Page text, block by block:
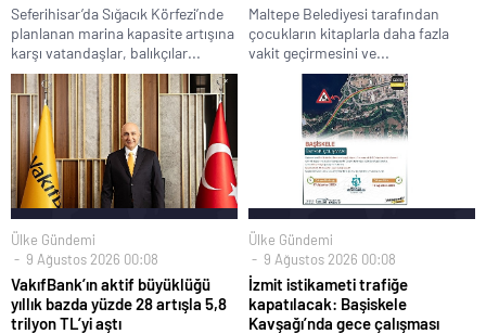
Seferihisar’da Sığacık Körfezi’nde
planlanan marina kapasite artışına
karşı vatandaşlar, balıkçılar...
Maltepe Belediyesi tarafından
çocukların kitaplarla daha fazla
vakit geçirmesini ve...
Ülke Gündemi
9 Ağustos 2026 00:08
VakıfBank’ın aktif büyüklüğü
yıllık bazda yüzde 28 artışla 5,8
trilyon TL’yi aştı
Ülke Gündemi
9 Ağustos 2026 00:08
İzmit istikameti trafiğe
kapatılacak: Başiskele
Kavşağı’nda gece çalışması